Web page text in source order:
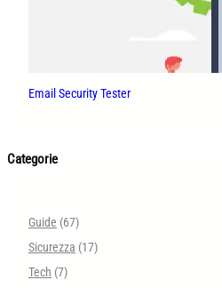
Email Security Tester
Categorie
Guide (67)
Sicurezza (17)
Tech (7)